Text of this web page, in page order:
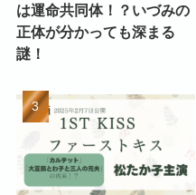
は運命共同体！？いづみの
正体が分かっても深まる
謎！